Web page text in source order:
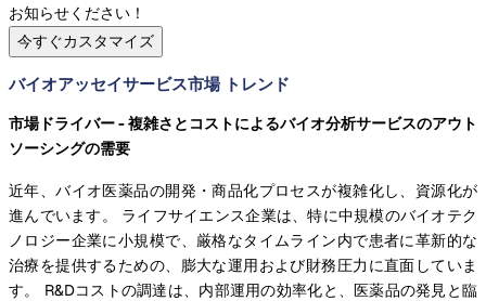
お知らせください！
今すぐカスタマイズ
バイオアッセイサービス市場 トレンド
市場ドライバー - 複雑さとコストによるバイオ分析サービスのアウト
ソーシングの需要
近年、バイオ医薬品の開発・商品化プロセスが複雑化し、資源化が
進んでいます。 ライフサイエンス企業は、特に中規模のバイオテク
ノロジー企業に小規模で、厳格なタイムライン内で患者に革新的な
治療を提供するための、膨大な運用および財務圧力に直面していま
す。 R&Dコストの調達は、内部運用の効率化と、医薬品の発見と臨